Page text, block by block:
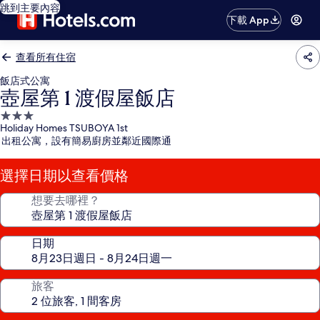
跳到主要內容
下載 App
查看所有住宿
飯店式公寓
壺屋第 1 渡假屋飯店
3.0
星
級
住
宿
Holiday Homes TSUBOYA 1st
出租公寓，設有簡易廚房並鄰近國際通
選擇日期以查看價格
想要去哪裡？
日期
旅客